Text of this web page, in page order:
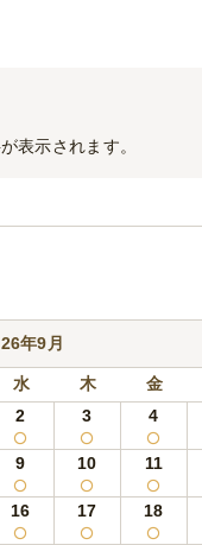
表示されます。
年9月
水 木 金
2 3 4
9 10 11
16 17 18